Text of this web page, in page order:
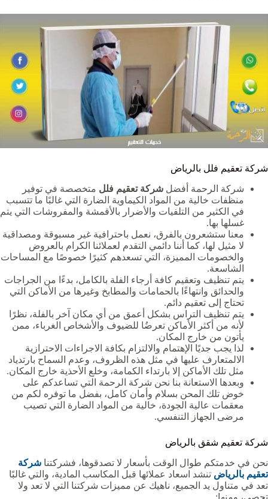
شركة تعقيم فلل بالرياض
شركة الرحمة أفضل شركة تعقيم فلل متخصصة في توفير
منظفات خالية من المواد الكيماوية الضارة التي غالبًا ما تتسبب
في الكثير من التلفيات والأضرار بالأقمشة والمفروشات التي يتم
غسلها بها.
معنا ستشعرون بالفرق، نعمل باحترافية غير مسبوقة ومصداقية
لا مثيل لها، كما أننا دائمي التقدم لعملائنا الكرام بالعروض
والخصومات المميزة، التي تسعدهم كثيرًا خصوصًا مع المساحات
الشاسعة.
يتم تنظيف وتعقيم كافة أرجاء الفلة بالكامل، بدءًا من الجراجات
والحدائق وانتهاءًا بالحمامات والمطابخ وغيرها من الأماكن التي
تحتاج إلى تعقيم دائم.
يتم تنظيف التراس بشكل أعمق من أي مكان آخر بالفلة، نظرًا
لأنه من أكثر الأماكن تعرضُا للضيوف والأشخاص الغرباء، ممن
يأتون من خارج المكان.
لذا يجب جديًا الإهتمام والالتزام بكافة الاجراءات الاحترازية
الالمتعارف عليها في مثل هذه الظروف، وعدم السماح بارتدياد
مثل تلك الأماكن إلا بارتداء الكمامة، وخلع الأحذية خارج المكان.
وبعدها الاستعانة بنا نحن شركة الرحمة التي تساعدكم على
خوض تلك المحن بسلام وأمان كامل، بفضل ما توفره لكم من
معقمات عالية الجودة، خالية من المواد الضارة التي تصيب
مرضى الجهاز التنفسي.
شركة تعقيم شقق بالرياض
نحن في خدمتكم طوال الوقت بأسعار لا تصدقوها، فشركتنا شركة
تعقيم بالرياض تنشد اسعاد عملائها قبل المكاسب المادية، والتي غالبًا
تعد في متناول يد الجميع، ناهيك عن مميزات شركتنا التي لا تعد ولا
تحصى، ومنها: